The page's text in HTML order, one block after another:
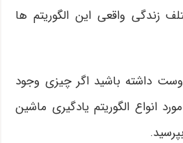
زندگی واقعی این الگوریتم ها
دوست داشته باشید اگر چیزی وجود
انواع الگوریتم یادگیری ماشین